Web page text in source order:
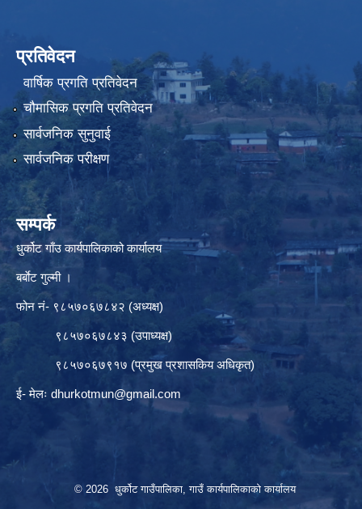
प्रतिवेदन
वार्षिक प्रगति प्रतिवेदन
चौमासिक प्रगति प्रतिवेदन
सार्वजनिक सुनुवाई
सार्वजनिक परीक्षण
सम्पर्क
धुर्कोट गाँउ कार्यपालिकाको कार्यालय
बर्बाेट गुल्मी ।
फोन नं- ९८५७०६७८४२ (अध्यक्ष)
९८५७०६७८४३ (उपाध्यक्ष)
९८५७०६७९१७ (प्रमुख प्रशासकिय अधिकृत)
ई- मेलः dhurkotmun@gmail.com
© 2026 धुर्कोट गाउँपालिका, गाउँ कार्यपालिकाको कार्यालय